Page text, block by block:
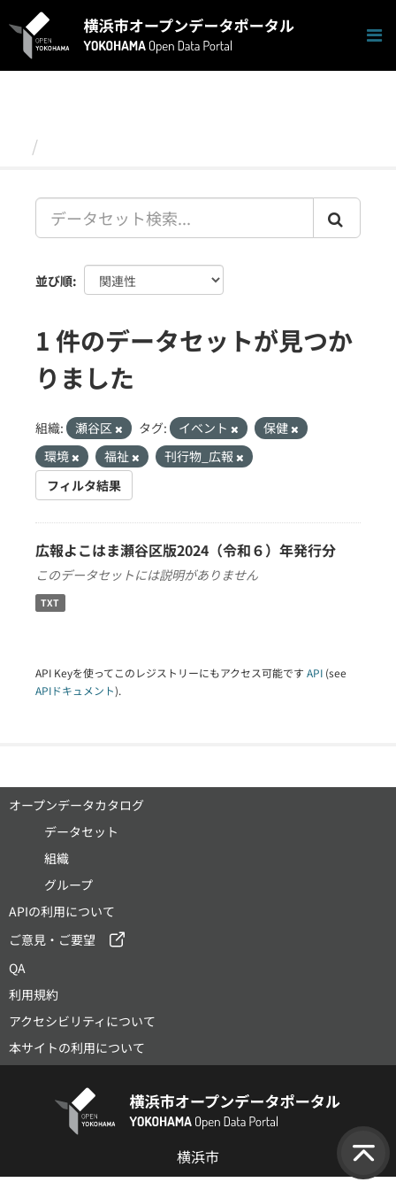
キ
並び順
1 件のデータセットが見つか
りました
組織: 瀬谷区 タグ: イベント
保健
環境
福祉
刊行物_広報
フィルタ結果
広報よこはま瀬谷区版2024（令和６）年発行分
このデータセットには説明がありません
TXT
API Keyを使ってこのレジストリーにもアクセス可能です API (see
APIドキュメント).
オープンデータカタログ
データセット
組織
グループ
APIの利用について
ご意見・ご要望
QA
利用規約
アクセシビリティについて
本サイトの利用について
横浜市